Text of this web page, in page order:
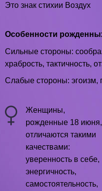
Это знак стихии Воздух
Особенности
Сильные стороны:
храбрость, тактичность,
Слабые стороны: эгоизм,
Женщины,
рожденные 18 июня,
отличаются такими
качествами:
уверенность в себе,
энергичность,
самостоятельность,